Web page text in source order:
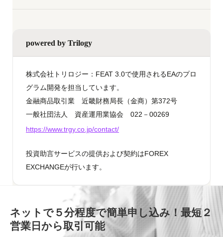
powered by Trilogy
株式会社トリロジー：FEAT 3.0で使用されるEAのプロ
グラム開発を担当しています。
金融商品取引業 近畿財務局長（金商）第372号
一般社団法人 資産運用業協会 022－00269
https://www.trgy.co.jp/contact/
投資助言サービスの提供および契約はFOREX
EXCHANGEが行います。
ネットで５分程度で簡単申し込み！最短２
営業日から取引可能